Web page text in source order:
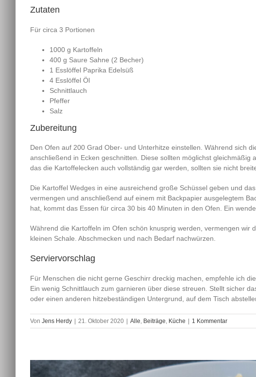
Zutaten
Für circa 3 Portionen
1000 g Kartoffeln
400 g Saure Sahne (2 Becher)
1 Esslöffel Paprika Edelsüß
4 Esslöffel Öl
Schnittlauch
Pfeffer
Salz
Zubereitung
Den Ofen auf 200 Grad Ober- und Unterhitze einstellen. Während sich
anschließend in Ecken geschnitten. Diese sollten möglichst
das die Kartoffelecken auch vollständig gar werden, sollten sie nicht
Die Kartoffel Wedges in eine ausreichend große Schüssel geben und
vermengen und anschließend auf einem mit Backpapier ausgelegtem
hat, kommt das Essen für circa 30 bis 40 Minuten in den Ofen. Ein
Während die Kartoffeln im Ofen schön knusprig werden, vermengen wir
kleinen Schale. Abschmecken und nach Bedarf nachwürzen.
Serviervorschlag
Für Menschen die nicht gerne Geschirr dreckig machen, empfehle ich
Ein wenig Schnittlauch zum garnieren über diese streuen. Stellt sicher
oder einen anderen hitzebeständigen Untergrund, auf dem Tisch
Von Jens Herdy 21. Oktober 2020 Alle, Beiträge, Küche 1 Kommentar